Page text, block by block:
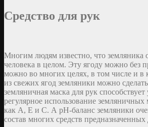
Средство для рук
Многим людям известно, что земляника
человека в целом. Эту ягоду можно без
можно во многих целях, в том числе и в
из свежих ягод земляники можно
земляничная маска для рук
регулярное использование
как А, Е и С. А pH-баланс земляники
состав многих средств